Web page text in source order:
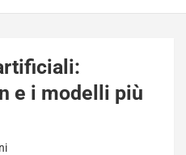
e i modelli più